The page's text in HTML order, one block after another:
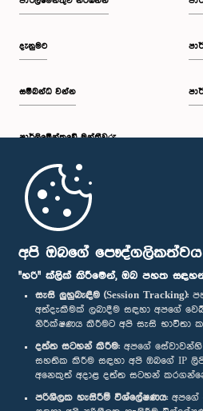
අපි ඔබගේ
"හරි" ක්ලික් කිරීමෙන්, ඔබ පහත
සැසි ලුහුබැඳීම (Session Tracking):
අත්දැකීමක් ලබාදීම සඳහා අපගේ
නිරීක්ෂණය කිරීමට අපි සැසි භාවිතා
දත්ත සටහන් කිරීම: අපගේ
සහතික කිරීම සඳහා අපි ඔබගේ IP
අනෙකුත් අදාළ දත්ත සටහන්
පරිශීලක හැසිරීම් විශ්ලේෂණය: අපගේ
දැනුමට
සම්බන්ධ වන්න
පාර්ලි‌මේන්තුවේ මන්ත්‍රීවරු
මුල් පිටුව
පාර්ලිමේන්තු ජංගම යෙදුම
අප හා සම්බන්ධ වී සිටින්න :
සම්මාන